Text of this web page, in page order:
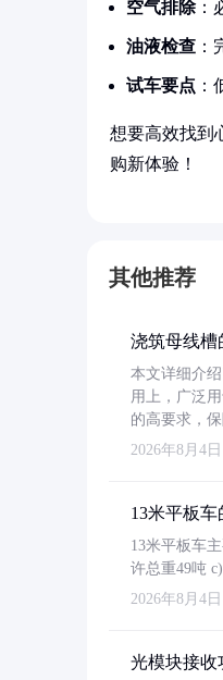
空气排除：
油液检查
试车要点
想要高效找到
购新体验！
其他推荐
浇筑母线槽
本文详细介
用上，广泛
的高要求，
2026年8月4日
13米平板
13米平板车
许总重49吨
2026年8月4日
光模块接收